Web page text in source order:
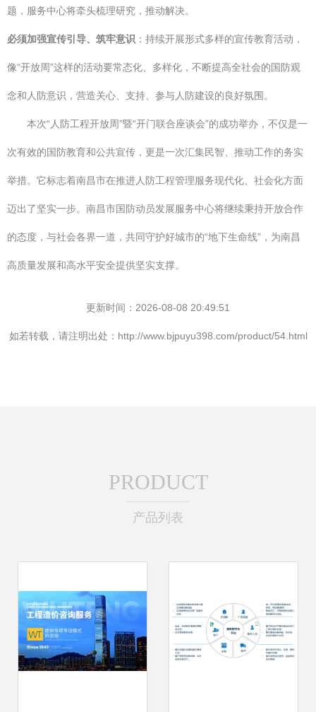
题，服务中心将牵头梳理研究，推动解决。
必须加强宣传引导、筑牢意识 ：持续开展形式多样的宣传教育活动，
像“开放周”这样的活动要常态化、多样化，不断提高全社会的国防观
念和人防意识，营造关心、支持、参与人防建设的良好氛围。
本次“人防工程开放周”暨“开门联合座谈会”的成功举办，不仅是一
次有效的国防教育和公共宣传，更是一次汇集民智、推动工作的务实
举措。它标志着南昌市在推进人防工程管理服务现代化、社会化方面
迈出了坚实一步。南昌市国防动员发展服务中心将继续秉持开放合作
的态度，与社会各界一道，共同守护好城市的“地下生命线”，为南昌
高质量发展和高水平安全提供坚实支撑。
更新时间：2026-08-08 20:49:51
如若转载，请注明出处：http://www.bjpuyu398.com/product/54.html
PRODUCT
产品列表